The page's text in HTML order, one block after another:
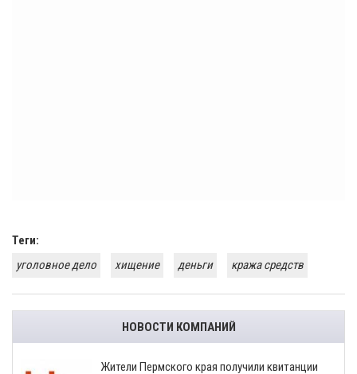
Теги:
уголовное дело
хищение деньги кража средств
НОВОСТИ КОМПАНИЙ
​Жители Пермского края получили квитанции